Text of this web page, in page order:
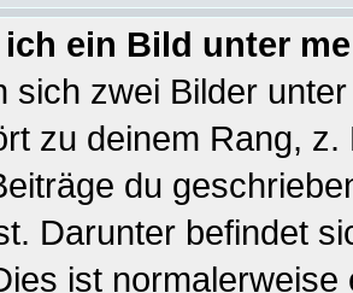
ein Bild unter
sich zwei Bilder
zu deinem Rang,
du
Darunter befindet
ist